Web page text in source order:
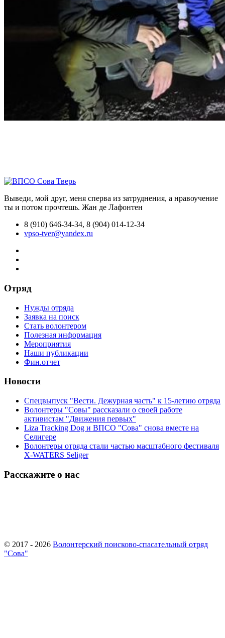
Выведи, мой друг, меня сперва из затруднения, а нравоучение
ты и потом прочтешь. Жан де Лафонтен
8 (910) 646-34-34, 8 (904) 014-12-34
vpso-tver@yandex.ru
Отряд
Нужды отряда
Заявка на поиск
Стать волонтером
Полезная информация
Мероприятия
Наши публикации
Фин.отчет
Новости
Спецвыпуск "Вести. Дежурная часть" к 15-летию отряда
Волонтеры "Совы" рассказали о своей работе
активистам "Движения первых"
Liza Tracking Dog и ВПСО "Сова" снова вместе на
Селигере
Волонтеры отряда стали частью масштабного фестиваля
X-WATERS Seliger
Расскажите о нас
© 2017 - 2026 Волонтерский поисково-спасательный отряд
"Сова"